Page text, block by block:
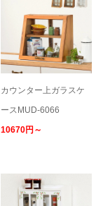
カウンター上ガラスケ
ースMUD-6066
10670円～